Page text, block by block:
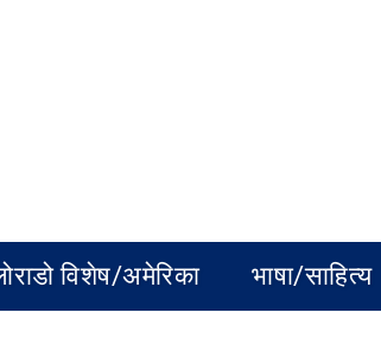
विशेष/अमेरिका भाषा/साहित्य